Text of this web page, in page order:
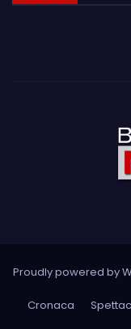
Proudly powered by
Cronaca